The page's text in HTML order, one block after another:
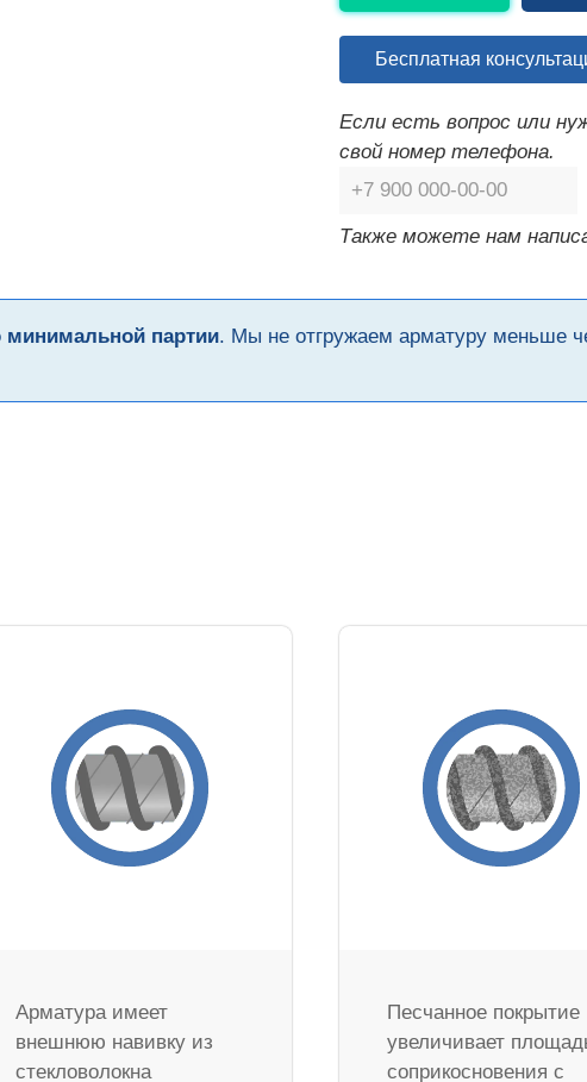
Бесплатная
Если есть вопрос или
свой номер телефона.
Также можете нам
минимальной партии. Мы не отгружаем арматуру меньше
Арматура имеет
внешнюю навивку из
стекловолокна
Песчанное покрытие
увеличивает
соприкосновения с